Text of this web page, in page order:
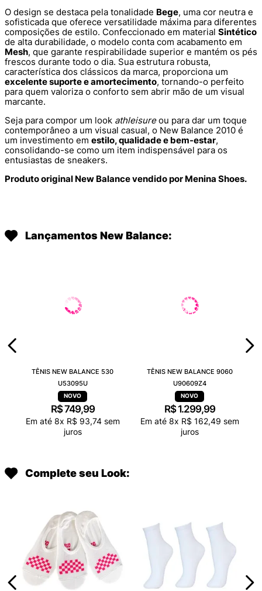
O design se destaca pela tonalidade Bege, uma cor neutra e
sofisticada que oferece versatilidade máxima para diferentes
composições de estilo. Confeccionado em material Sintético
de alta durabilidade, o modelo conta com acabamento em
Mesh, que garante respirabilidade superior e mantém os pés
frescos durante todo o dia. Sua estrutura robusta,
característica dos clássicos da marca, proporciona um
excelente suporte e amortecimento, tornando-o perfeito
para quem valoriza o conforto sem abrir mão de um visual
marcante.
Seja para compor um look athleisureou para dar um toque
contemporâneo a um visual casual, o New Balance 2010 é
um investimento em estilo, qualidade e bem-estar,
consolidando-se como um item indispensável para os
entusiastas de sneakers.
Produto original New Balance vendido por Menina Shoes.
Lançamentos New Balance:
TÊNIS NEW BALANCE 530
U53095U
R$749,99
Em até 8x R$ 93,74sem
juros
TÊNIS NEW BALANCE 9060
U90609Z4
R$ 1.299,99
Em até 8x R$ 162,49 sem
juros
Complete seu Look: